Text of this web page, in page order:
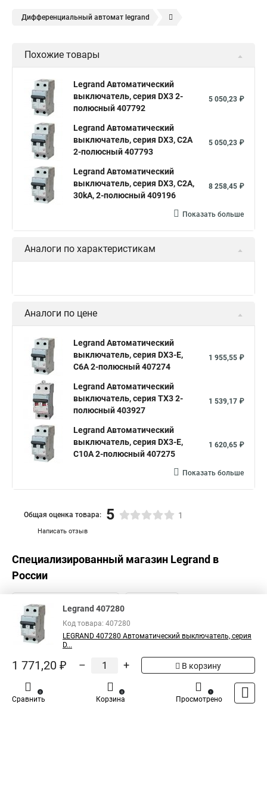
Дифференциальный автомат legrand
Похожие товары
Legrand Автоматический
выключатель, серия DX3 2-
полюсный 407792
5 050,23 ₽
Legrand Автоматический
выключатель, серия DX3, С2A
2-полюсный 407793
5 050,23 ₽
Legrand Автоматический
выключатель, серия DX3, С2A,
30kA, 2-полюсный 409196
8 258,45 ₽
Показать больше
Аналоги по характеристикам
Аналоги по цене
Legrand Автоматический
выключатель, серия DX3-E,
С6A 2-полюсный 407274
1 955,55 ₽
Legrand Автоматический
выключатель, серия TX3 2-
полюсный 403927
1 539,17 ₽
Legrand Автоматический
выключатель, серия DX3-E,
С10A 2-полюсный 407275
1 620,65 ₽
Показать больше
Написать отзыв
Общая оценка товара: 5 1
Специализированный магазин Legrand в
России
Legrand 407280
Код товара: 407280
LEGRAND 407280 Автоматический выключатель, серия
D...
1 771,20 ₽ – + В корзину
Сравнить
0
Корзина
0
Просмотрено
1